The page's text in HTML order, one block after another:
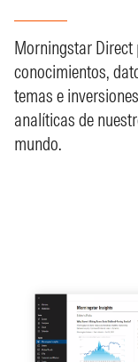
Morningstar
conocimientos,
temas e
analíticas de
mundo.